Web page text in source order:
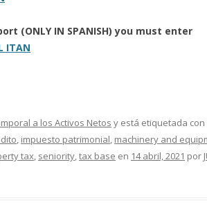
(ONLY IN SPANISH) you must enter
ITAN
a los Activos Netos y está etiquetada con
, impuesto patrimonial, machinery and
tax, seniority,tax base en 14 abril, 2021 por